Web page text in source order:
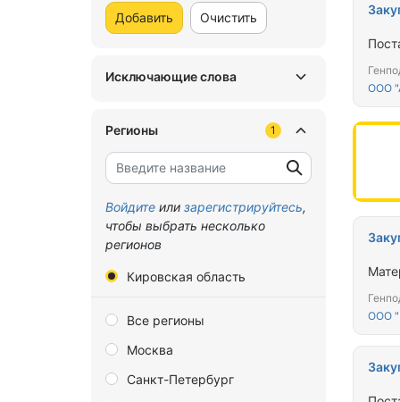
Добавить Очистить
Исключающие слова
Регионы 1
Войдите или зарегистрируйтесь,
чтобы выбрать несколько
регионов
Кировская область
Все регионы
Москва
Санкт-Петербург
ООО
ООО